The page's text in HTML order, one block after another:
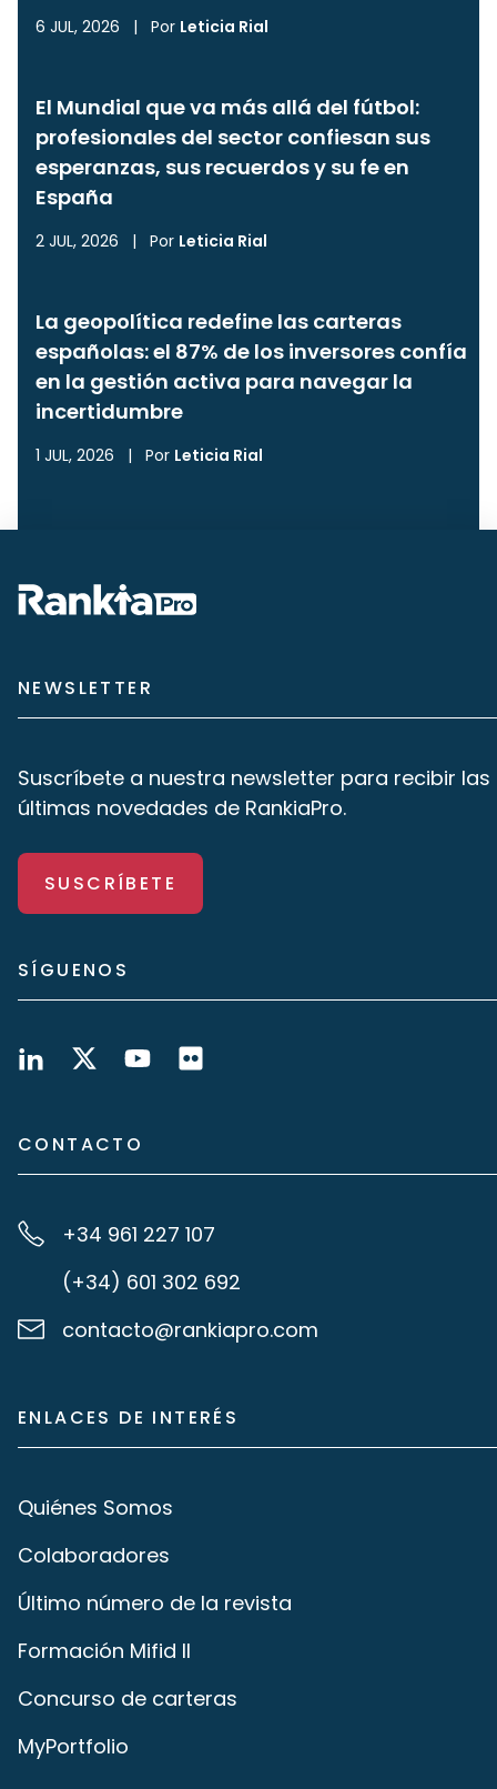
6 JUL, 2026 | Por Leticia Rial
El Mundial que va más allá del fútbol:
profesionales del sector confiesan sus
esperanzas, sus recuerdos y su fe en
España
2 JUL, 2026 | Por Leticia Rial
La geopolítica redefine las carteras
españolas: el 87% de los inversores confía
en la gestión activa para navegar la
incertidumbre
1 JUL, 2026 | Por Leticia Rial
NEWSLETTER
Suscríbete a nuestra newsletter para recibir las
últimas novedades de RankiaPro.
SUSCRÍBETE
SÍGUENOS
CONTACTO
+34 961 227 107
(+34) 601 302 692
contacto@rankiapro.com
ENLACES DE INTERÉS
Quiénes Somos
Colaboradores
Último número de la revista
Formación Mifid II
Concurso de carteras
MyPortfolio